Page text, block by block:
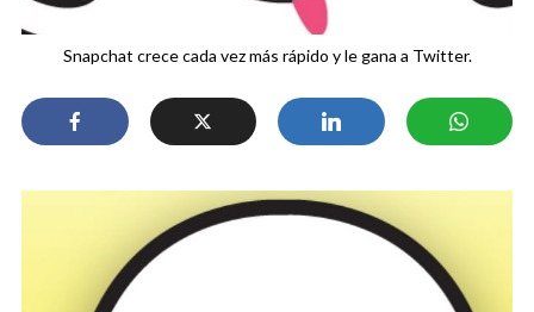
Snapchat crece cada vez más rápido y le gana a Twitter.